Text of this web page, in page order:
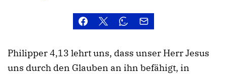
Philipper 4,13 lehrt uns, dass unser Herr Jesus
uns durch den Glauben an ihn befähigt, in